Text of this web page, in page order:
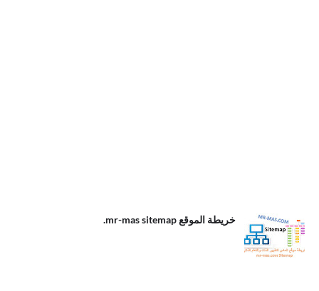
.خريطة الموقع
mr-mas
sitemap
خريطة الموقع mr-mas sitemap.